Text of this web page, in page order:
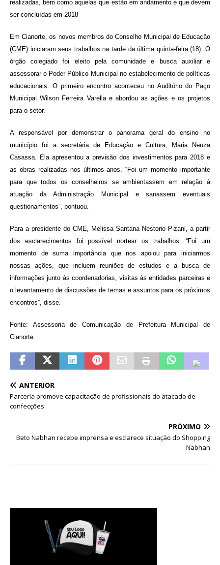
realizadas, bem como aquelas que estão em andamento e que devem
ser concluídas em 2018
Em Cianorte, os novos membros do Conselho Municipal de Educação
(CME) iniciaram seus trabalhos na tarde da última quinta-feira (18). O
órgão colegiado foi eleito pela comunidade e busca auxiliar e
assessorar o Poder Público Municipal no estabelecimento de políticas
educacionais. O primeiro encontro aconteceu no Auditório do Paço
Municipal Wilson Ferreira Varella e abordou as ações e os projetos
para o setor.
A responsável por demonstrar o panorama geral do ensino no
município foi a secretária de Educação e Cultura, Maria Neuza
Casassa. Ela apresentou a previsão dos investimentos para 2018 e
as obras realizadas nos últimos anos. “Foi um momento importante
para que todos os conselheiros se ambientassem em relação à
atuação da Administração Municipal e sanassem eventuais
questionamentos”, pontuou.
Para a presidente do CME, Melissa Santana Nestorio Pizani, a partir
dos esclarecimentos foi possível nortear os trabalhos. “Foi um
momento de suma importância que nos apoiou para iniciarmos
nossas ações, que incluem reuniões de estudos e a busca de
informações junto às coordenadorias, visitas às entidades parceiras e
o levantamento de discussões de temas e assuntos para os próximos
encontros”, disse.
Fonte: Assessoria de Comunicação de Prefeitura Municipal de
Cianorte
ANTERIOR
Parceria promove capacitação de profissionais do atacado de
confecções
PRÓXIMO
Beto Nabhan recebe imprensa e esclarece situação do Shopping
Nabhan